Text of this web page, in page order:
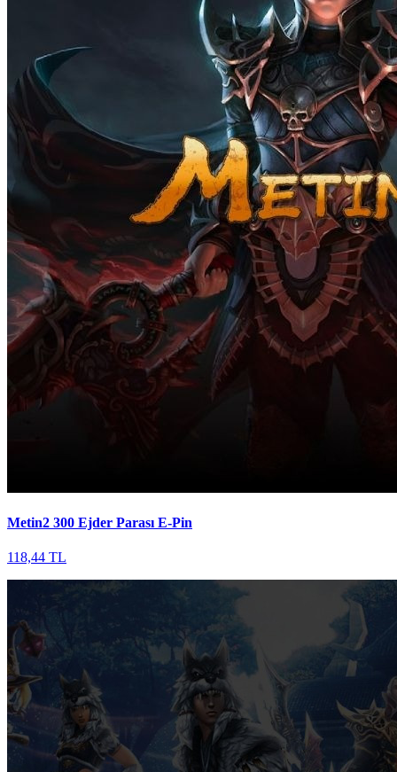
Metin2 300 Ejder Parası E-Pin
118,44 TL